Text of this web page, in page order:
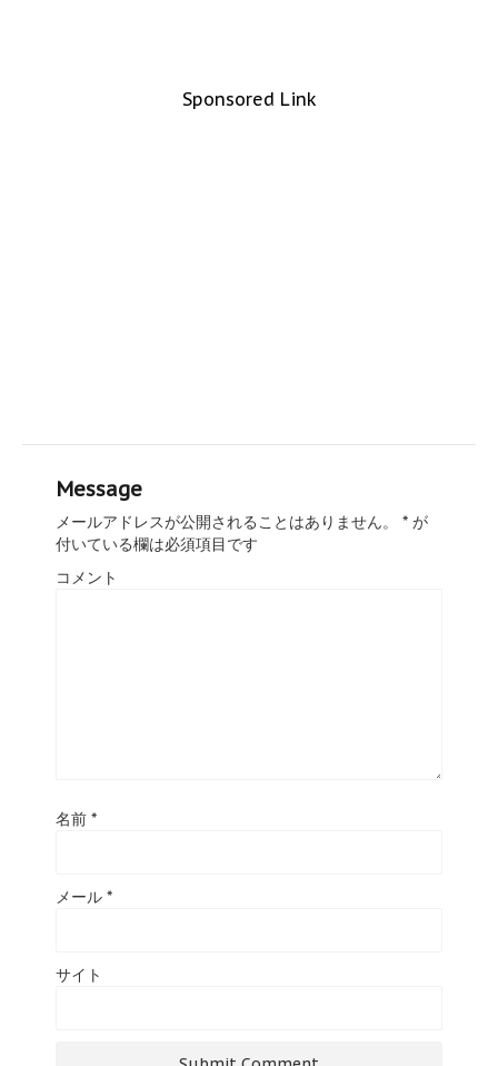
Sponsored Link
Message
メールアドレスが公開されることはありません。 * が
付いている欄は必須項目です
コメント
名前 *
メール *
サイト